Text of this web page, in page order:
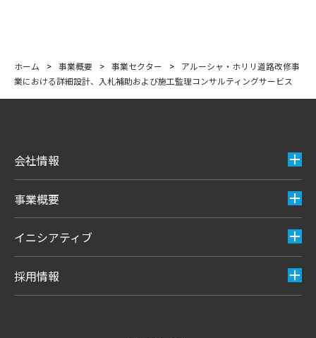
ホーム > 事業概要 > 事業セクター >
アルーシャ・ホリリ道路改修事
業における詳細設計、入札補助および施工監理コンサルティングサービス
会社情報
事業概要
イニシアティブ
採用情報